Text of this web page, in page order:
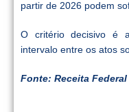
partir de 2026 podem
O critério decisivo é
intervalo entre os atos
Fonte: Receita Federal